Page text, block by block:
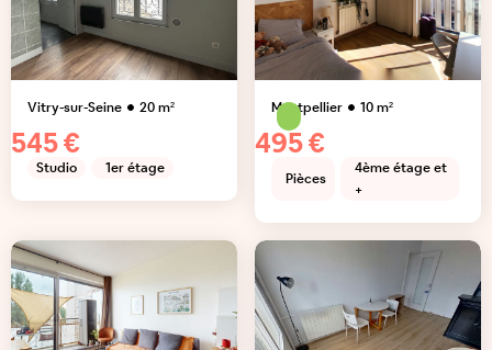
Vitry-sur-Seine 20m²
545 €
Studio 1er étage
Montpellier 10m²
495 €
Pièces
4ème étage et
+